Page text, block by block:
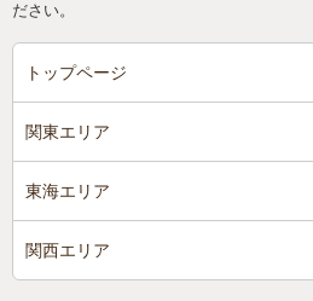
ださい。
トップページ
関東エリア
東海エリア
関西エリア